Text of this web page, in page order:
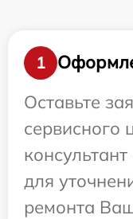
1
Оставьте
сервисного
для
ремонта